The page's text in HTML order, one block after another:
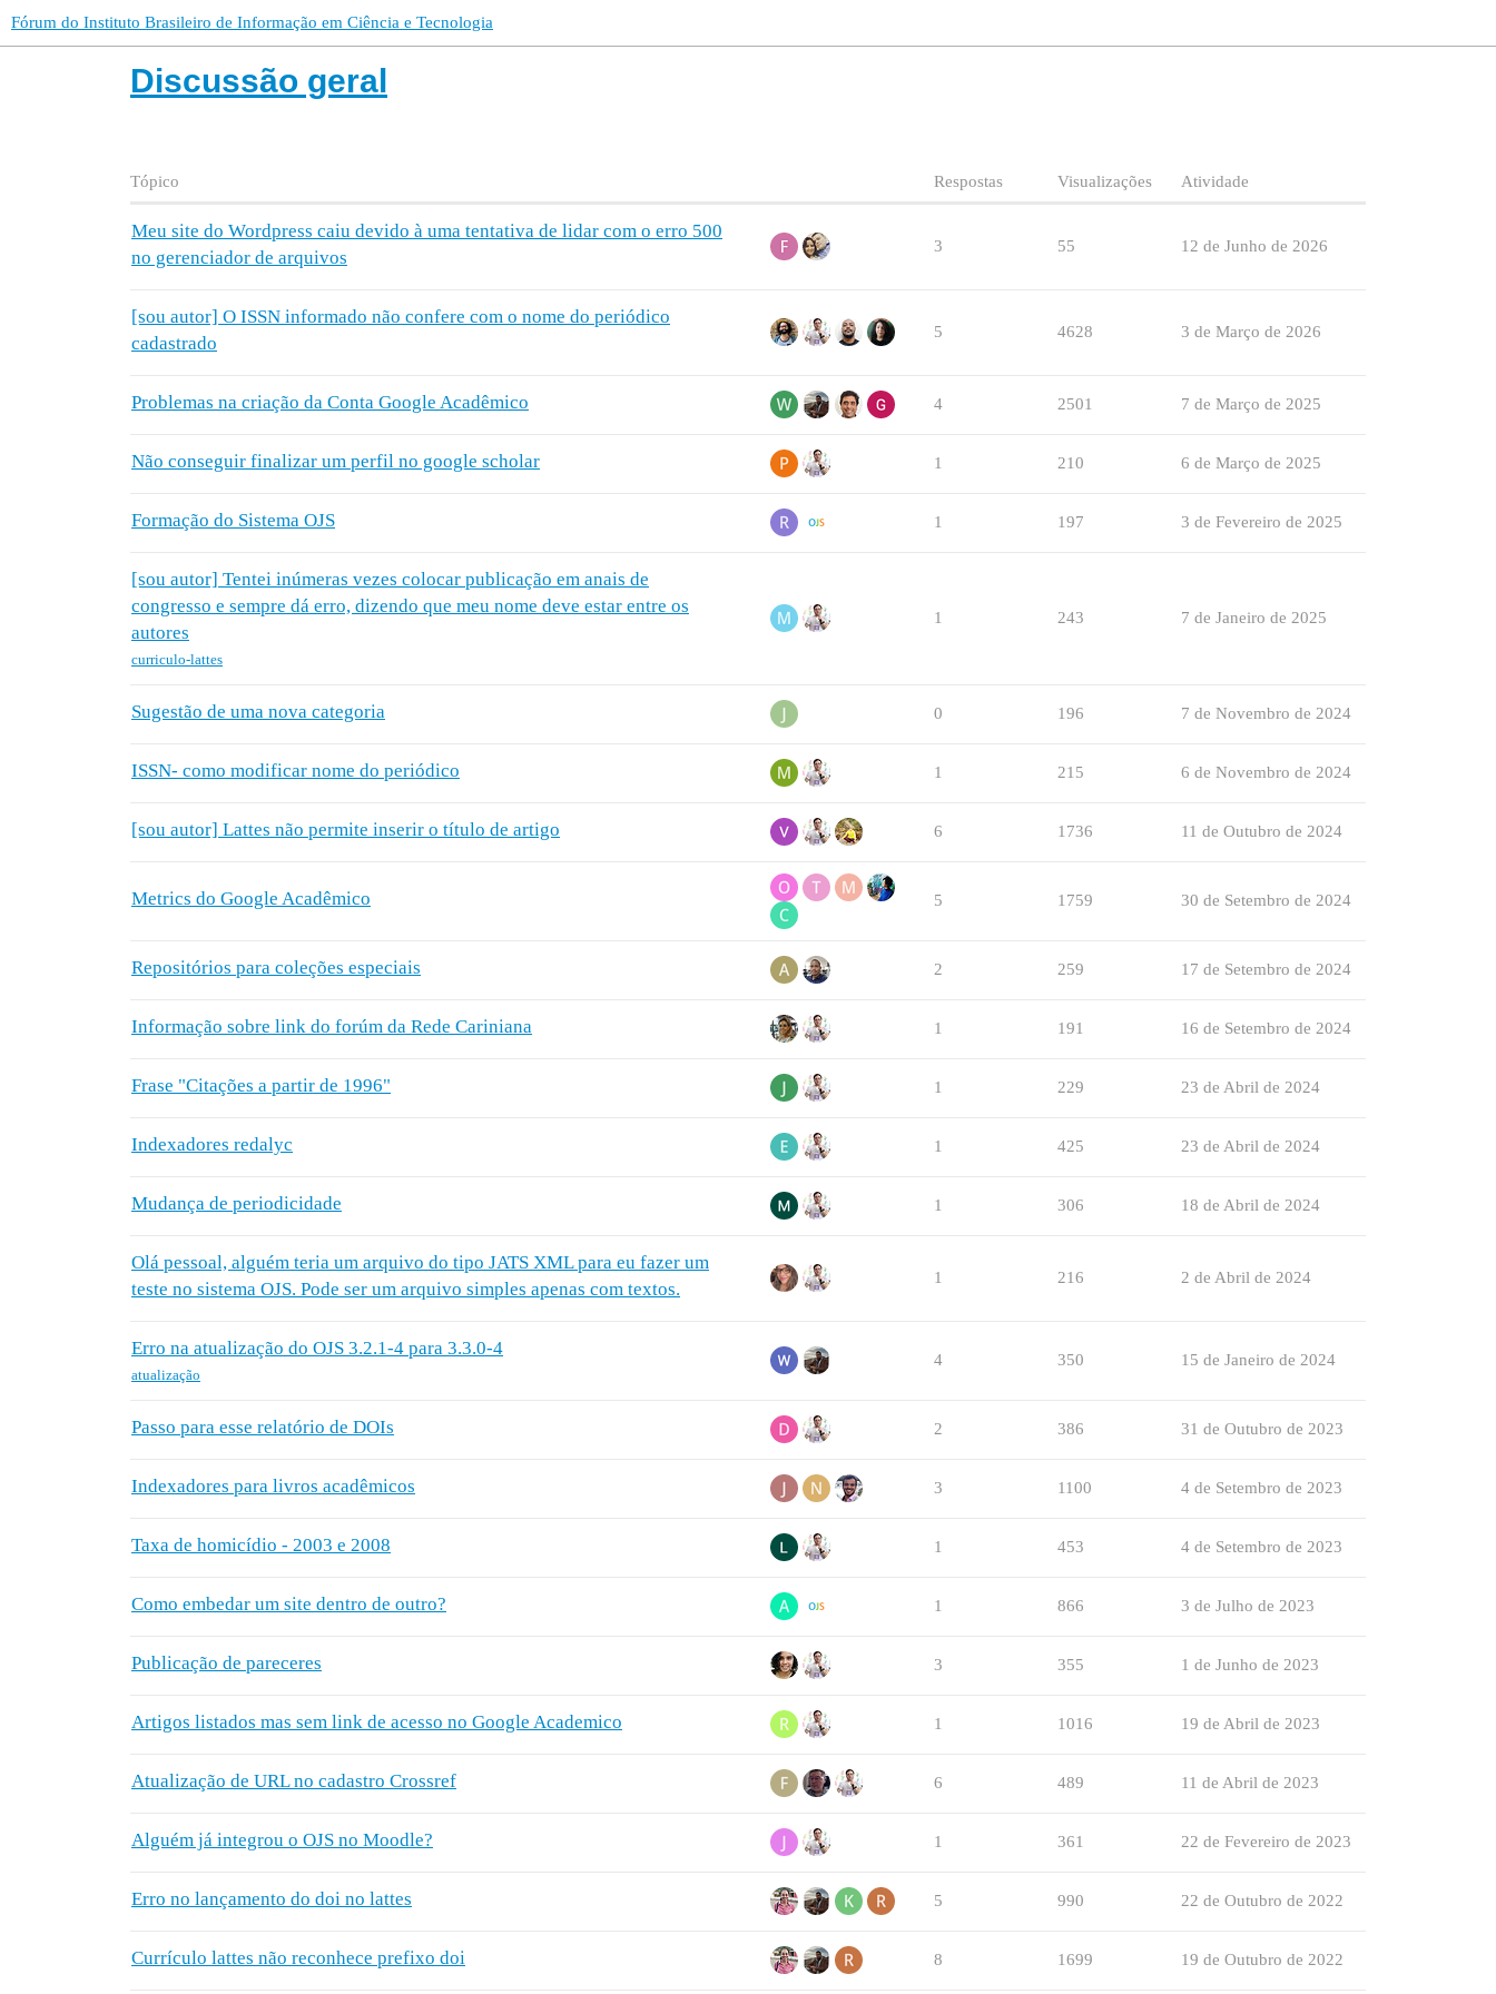
Fórum do Instituto Brasileiro de Informação em Ciência e Tecnologia
Discussão geral
Tópico Respostas Visualizações Atividade
Meu site do Wordpress caiu devido à uma tentativa de lidar com o erro 500
no gerenciador de arquivos
3 55 12 de Junho de 2026
[sou autor] O ISSN informado não confere com o nome do periódico
cadastrado
5 4628 3 de Março de 2026
Problemas na criação da Conta Google Acadêmico 4 2501 7 de Março de 2025
Não conseguir finalizar um perfil no google scholar 1 210 6 de Março de 2025
Formação do Sistema OJS 1 197 3 de Fevereiro de 2025
[sou autor] Tentei inúmeras vezes colocar publicação em anais de
congresso e sempre dá erro, dizendo que meu nome deve estar entre os
autores
curriculo-lattes
1 243 7 de Janeiro de 2025
Sugestão de uma nova categoria 0 196 7 de Novembro de 2024
ISSN- como modificar nome do periódico 1 215 6 de Novembro de 2024
[sou autor] Lattes não permite inserir o título de artigo 6 1736 11 de Outubro de 2024
Metrics do Google Acadêmico 5 1759 30 de Setembro de 2024
Repositórios para coleções especiais 2 259 17 de Setembro de 2024
Informação sobre link do forúm da Rede Cariniana 1 191 16 de Setembro de 2024
Frase "Citações a partir de 1996" 1 229 23 de Abril de 2024
Indexadores redalyc 1 425 23 de Abril de 2024
Mudança de periodicidade 1 306 18 de Abril de 2024
Olá pessoal, alguém teria um arquivo do tipo JATS XML para eu fazer um
teste no sistema OJS. Pode ser um arquivo simples apenas com textos.
1 216 2 de Abril de 2024
Erro na atualização do OJS 3.2.1-4 para 3.3.0-4
atualização
4 350 15 de Janeiro de 2024
Passo para esse relatório de DOIs 2 386 31 de Outubro de 2023
Indexadores para livros acadêmicos 3 1100 4 de Setembro de 2023
Taxa de homicídio - 2003 e 2008 1 453 4 de Setembro de 2023
Como embedar um site dentro de outro? 1 866 3 de Julho de 2023
Publicação de pareceres 3 355 1 de Junho de 2023
Artigos listados mas sem link de acesso no Google Academico 1 1016 19 de Abril de 2023
Atualização de URL no cadastro Crossref 6 489 11 de Abril de 2023
Alguém já integrou o OJS no Moodle? 1 361 22 de Fevereiro de 2023
Erro no lançamento do doi no lattes 5 990 22 de Outubro de 2022
Currículo lattes não reconhece prefixo doi 8 1699 19 de Outubro de 2022